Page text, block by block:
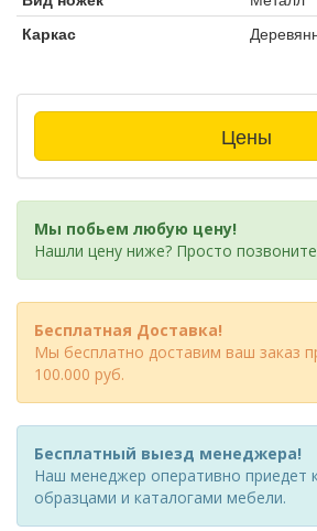
Каркас
Цены
Мы побьем любую цену!
Нашли цену ниже? Просто
Бесплатная Доставка!
Мы бесплатно доставим ваш заказ
100.000 руб.
Бесплатный выезд менеджера!
Наш менеджер оперативно приедет
образцами и каталогами мебели.